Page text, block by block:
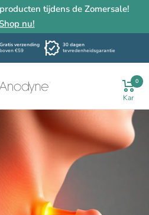
tijdens de Zomersale!
Shop nu!
Gratis verzending
boven €59
30 dagen
tevredenheidsgarantie
0